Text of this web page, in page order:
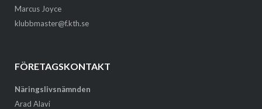
Marcus Joyce
klubbmaster@f.kth.se
FÖRETAGSKONTAKT
Näringslivsnämnden
Arad Alavi